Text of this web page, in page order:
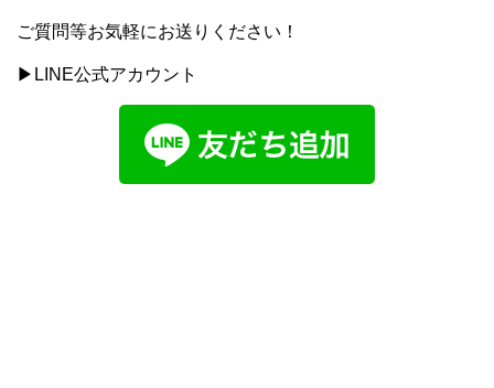
ご質問等お気軽にお送りください！
▶LINE公式アカウント